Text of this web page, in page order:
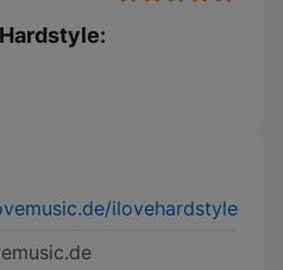
ilovehardstyle